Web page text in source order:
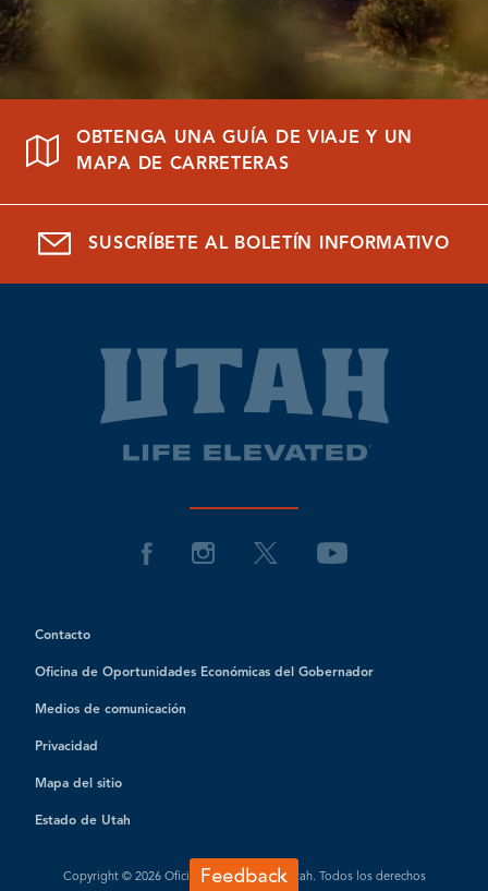
OBTENGA UNA GUÍA DE VIAJE Y UN
MAPA DE CARRETERAS
SUSCRÍBETE AL BOLETÍN INFORMATIVO
Contacto
Oficina de Oportunidades Económicas del Gobernador
Medios de comunicación
Privacidad
Mapa del sitio
Estado de Utah
Copyright © 2026 Oficina de Turismo de Utah. Todos los derechos